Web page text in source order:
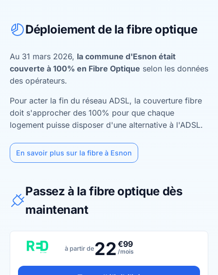
Déploiement de la fibre optique
Au 31 mars 2026, la commune d'Esnon était
couverte à 100% en Fibre Optique selon les données
des opérateurs.
Pour acter la fin du réseau ADSL, la couverture fibre
doit s'approcher des 100% pour que chaque
logement puisse disposer d'une alternative à l'ADSL.
En savoir plus sur la fibre à Esnon
Passez à la fibre optique dès
maintenant
à partir de 22 €99
/mois